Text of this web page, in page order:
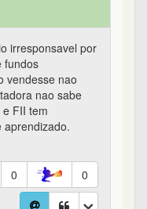
irresponsavel por
fundos
vendesse nao
nao sabe
FII tem
aprendizado.
0 0